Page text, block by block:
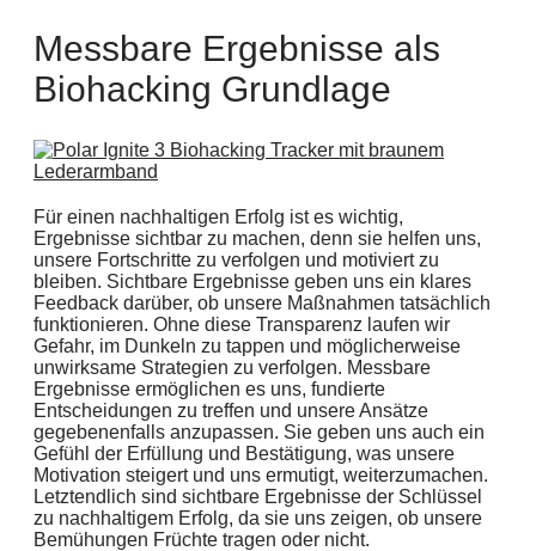
Messbare Ergebnisse als
Biohacking Grundlage
Für einen nachhaltigen Erfolg ist es wichtig,
Ergebnisse sichtbar zu machen, denn sie helfen uns,
unsere Fortschritte zu verfolgen und motiviert zu
bleiben. Sichtbare Ergebnisse geben uns ein klares
Feedback darüber, ob unsere Maßnahmen tatsächlich
funktionieren. Ohne diese Transparenz laufen wir
Gefahr, im Dunkeln zu tappen und möglicherweise
unwirksame Strategien zu verfolgen. Messbare
Ergebnisse ermöglichen es uns, fundierte
Entscheidungen zu treffen und unsere Ansätze
gegebenenfalls anzupassen. Sie geben uns auch ein
Gefühl der Erfüllung und Bestätigung, was unsere
Motivation steigert und uns ermutigt, weiterzumachen.
Letztendlich sind sichtbare Ergebnisse der Schlüssel
zu nachhaltigem Erfolg, da sie uns zeigen, ob unsere
Bemühungen Früchte tragen oder nicht.